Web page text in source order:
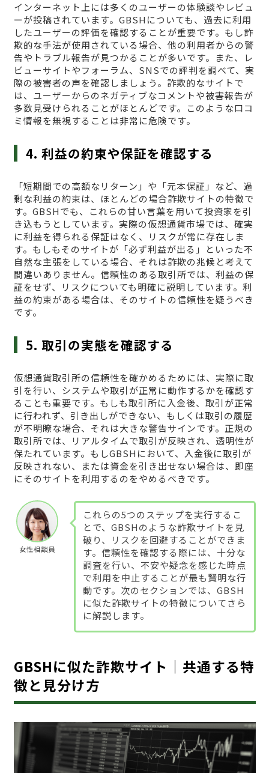
インターネット上には多くのユーザーの体験談やレビュ
ーが投稿されています。GBSHについても、過去に利用
したユーザーの評価を確認することが重要です。もし詐
欺的な手法が使用されている場合、他の利用者からの警
告やトラブル報告が見つかることが多いです。また、レ
ビューサイトやフォーラム、SNSでの評判を調べて、実
際の被害者の声を確認しましょう。詐欺的なサイトで
は、ユーザーからのネガティブなコメントや被害報告が
多数見受けられることがほとんどです。このような口コ
ミ情報を無視することは非常に危険です。
4. 利益の約束や保証を確認する
「短期間での高額なリターン」や「元本保証」など、過
剰な利益の約束は、ほとんどの場合詐欺サイトの特徴で
す。GBSHでも、これらの甘い言葉を用いて投資家を引
き込もうとしています。実際の仮想通貨市場では、確実
に利益を得られる保証はなく、リスクが常に存在しま
す。もしもそのサイトが「必ず利益が出る」といった不
自然な主張をしている場合、それは詐欺の兆候と考えて
間違いありません。信頼性のある取引所では、利益の保
証をせず、リスクについても明確に説明しています。利
益の約束がある場合は、そのサイトの信頼性を疑うべき
です。
5. 取引の実態を確認する
仮想通貨取引所の信頼性を確かめるためには、実際に取
引を行い、システムや取引が正常に動作するかを確認す
ることも重要です。もしも取引所に入金後、取引が正常
に行われず、引き出しができない、もしくは取引の履歴
が不明瞭な場合、それは大きな警告サインです。正規の
取引所では、リアルタイムで取引が反映され、透明性が
保たれています。もしGBSHにおいて、入金後に取引が
反映されない、または資金を引き出せない場合は、即座
にそのサイトを利用するのをやめるべきです。
女性相談員
これらの5つのステップを実行するこ
とで、GBSHのような詐欺サイトを見
破り、リスクを回避することができま
す。信頼性を確認する際には、十分な
調査を行い、不安や疑念を感じた時点
で利用を中止することが最も賢明な行
動です。次のセクションでは、GBSH
に似た詐欺サイトの特徴についてさら
に解説します。
GBSHに似た詐欺サイト｜共通する特
徴と見分け方